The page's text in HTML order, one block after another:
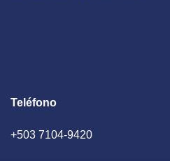
Teléfono
+503 7104-9420